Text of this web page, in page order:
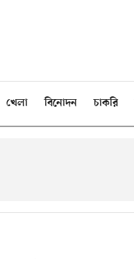
খেলা বিনোদন চাকরি